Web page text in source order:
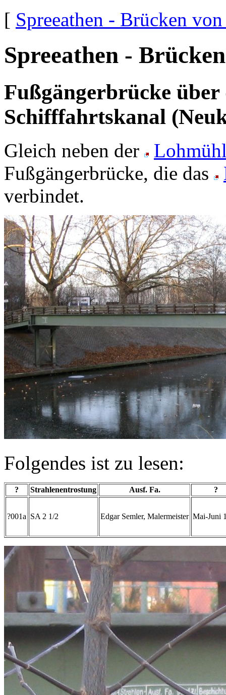
[ Spreeathen - Brücken
Spreeathen -
Fußgängerbrücke
Schifffahrtskanal
Gleich neben der
Fußgängerbrücke, die das
verbindet.
Folgendes ist zu lesen:
? Strahlenentrostung Ausf. Fa. ?
?001a SA 2 1/2 Edgar Semler, Malermeister Mai-Juni